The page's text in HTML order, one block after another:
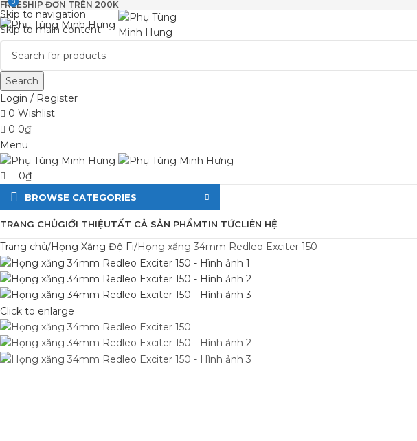
Skip to navigation
Skip to main content
FREESHIP ĐƠN TRÊN 200K
Search
Login / Register
0 Wishlist
0 0₫
Menu
0
0₫
BROWSE CATEGORIES
TRANG CHỦGIỚI THIỆUTẤT CẢ SẢN PHẨMTIN TỨCLIÊN HỆ
Trang chủ Họng Xăng Độ Fi Họng xăng 34mm Redleo Exciter 150
Click to enlarge
0